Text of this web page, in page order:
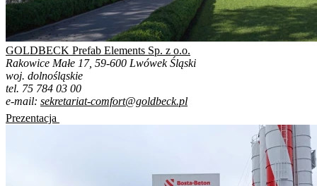
GOLDBECK Prefab Elements Sp. z o.o.
Rakowice Małe 17, 59-600 Lwówek Śląski
woj. dolnośląskie
tel. 75 784 03 00
e-mail: sekretariat-comfort@goldbeck.pl
Prezentacja